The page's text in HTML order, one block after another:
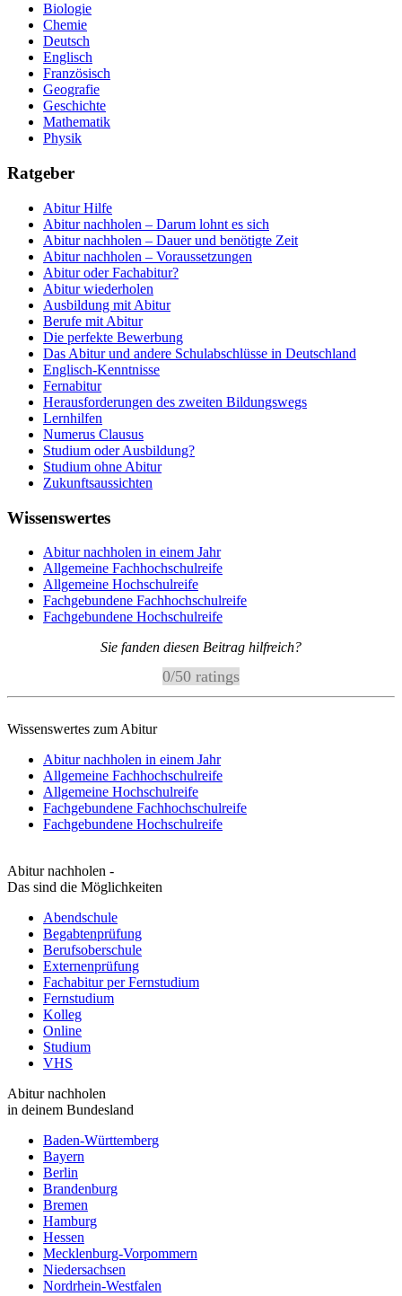
Biologie
Chemie
Deutsch
Englisch
Französisch
Geografie
Geschichte
Mathematik
Physik
Ratgeber
Abitur Hilfe
Abitur nachholen – Darum lohnt es sich
Abitur nachholen – Dauer und benötigte Zeit
Abitur nachholen – Voraussetzungen
Abitur oder Fachabitur?
Abitur wiederholen
Ausbildung mit Abitur
Berufe mit Abitur
Die perfekte Bewerbung
Das Abitur und andere Schulabschlüsse in Deutschland
Englisch-Kenntnisse
Fernabitur
Herausforderungen des zweiten Bildungswegs
Lernhilfen
Numerus Clausus
Studium oder Ausbildung?
Studium ohne Abitur
Zukunftsaussichten
Wissenswertes
Abitur nachholen in einem Jahr
Allgemeine Fachhochschulreife
Allgemeine Hochschulreife
Fachgebundene Fachhochschulreife
Fachgebundene Hochschulreife
Sie fanden diesen Beitrag hilfreich?
0/50 ratings
Wissenswertes zum Abitur
Abitur nachholen in einem Jahr
Allgemeine Fachhochschulreife
Allgemeine Hochschulreife
Fachgebundene Fachhochschulreife
Fachgebundene Hochschulreife
Abitur nachholen -
Das sind die Möglichkeiten
Abendschule
Begabtenprüfung
Berufsoberschule
Externenprüfung
Fachabitur per Fernstudium
Fernstudium
Kolleg
Online
Studium
VHS
Abitur nachholen
in deinem Bundesland
Baden-Württemberg
Bayern
Berlin
Brandenburg
Bremen
Hamburg
Hessen
Mecklenburg-Vorpommern
Niedersachsen
Nordrhein-Westfalen